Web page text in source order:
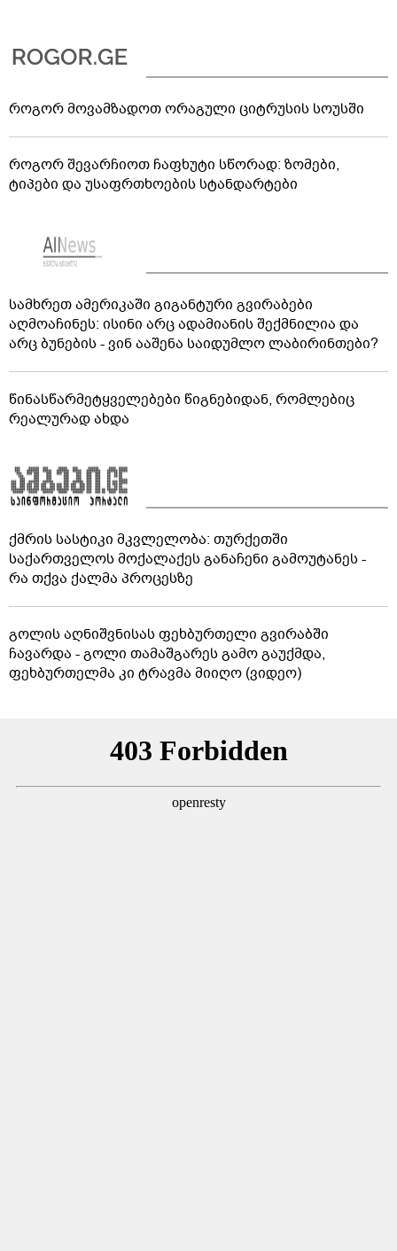
როგორ მოვამზადოთ ორაგული ციტრუსის სოუსში
როგორ შევარჩიოთ ჩაფხუტი სწორად: ზომები,
ტიპები და უსაფრთხოების სტანდარტები
სამხრეთ ამერიკაში გიგანტური გვირაბები
აღმოაჩინეს: ისინი არც ადამიანის შექმნილია და
არც ბუნების - ვინ ააშენა საიდუმლო ლაბირინთები?
წინასწარმეტყველებები წიგნებიდან, რომლებიც
რეალურად ახდა
ქმრის სასტიკი მკვლელობა: თურქეთში
საქართველოს მოქალაქეს განაჩენი გამოუტანეს -
რა თქვა ქალმა პროცესზე
გოლის აღნიშვნისას ფეხბურთელი გვირაბში
ჩავარდა - გოლი თამაშგარეს გამო გაუქმდა,
ფეხბურთელმა კი ტრავმა მიიღო (ვიდეო)